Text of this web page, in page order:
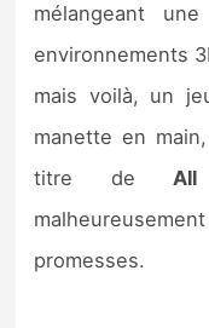
Sorties de jeux
Bons plans
mélangeant
environnements
mais voilà, un
manette en
titre de All
promesses.